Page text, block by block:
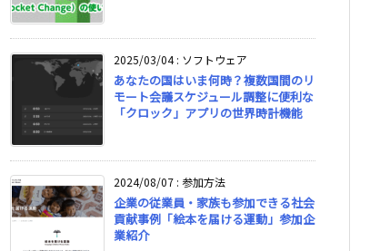
2025/03/04: ソフトウェア
あなたの国はいま何時？複数国間のリ
モート会議スケジュール調整に便利な
「クロック」アプリの世界時計機能
2024/08/07 : 参加方法
企業の従業員・家族も参加できる社会
貢献事例「絵本を届ける運動」参加企
業紹介